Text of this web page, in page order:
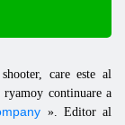
care este al
ryamoy continuare a
». Editor al